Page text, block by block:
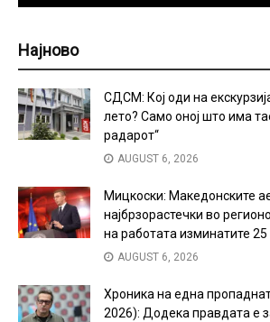
Најново
СДСМ: Кој оди на
лето? Само оној што има
радарот“
AUGUST 6, 2026
Мицкоски: Македонските
најбрзорастечки во
на работата изминатите
AUGUST 6, 2026
Хроника на една
2026): Додека правдата е